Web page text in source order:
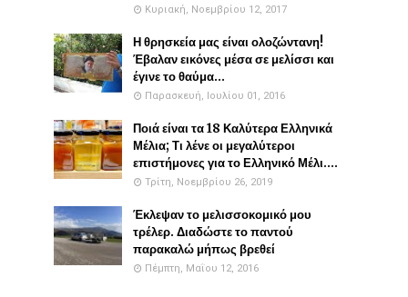
Κυριακή, Νοεμβρίου 12, 2017
Η θρησκεία μας είναι ολοζώντανη!
Έβαλαν εικόνες μέσα σε μελίσσι και
έγινε το θαύμα...
Παρασκευή, Ιουλίου 01, 2016
Ποιά είναι τα 18 Καλύτερα Ελληνικά
Μέλια; Τι λένε οι μεγαλύτεροι
επιστήμονες για το Ελληνικό Μέλι....
Τρίτη, Νοεμβρίου 26, 2019
Έκλεψαν το μελισσοκομικό μου
τρέλερ. Διαδώστε το παντού
παρακαλώ μήπως βρεθεί
Πέμπτη, Μαΐου 12, 2016